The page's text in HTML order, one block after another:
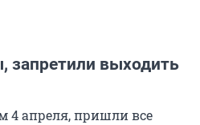
запретили выходить
4 апреля, пришли все